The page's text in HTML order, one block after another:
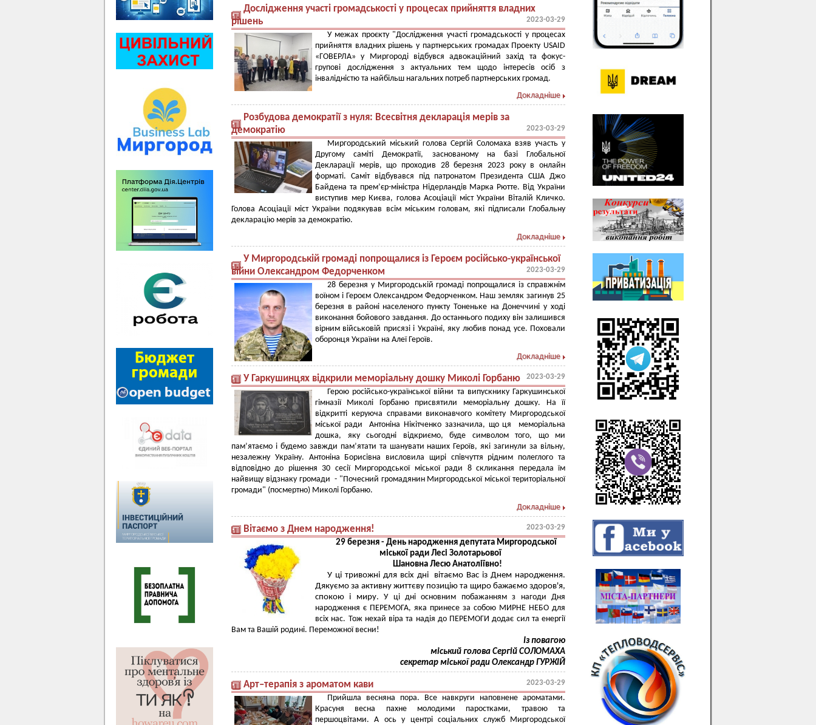
Дослідження участі громадськості у процесах прийняття владних
рішень
2023-03-29
У межах проєкту "Дослідження участі громадськості у процесах
прийняття владних рішень у партнерських громадах Проекту USAID
«ГОВЕРЛА» у Миргороді відбувся адвокаційний захід та фокус-
групові дослідження з актуальних тем щодо інтересів осіб з
інвалідністю та найбільш нагальних потреб партнерських громад.
Докладніше
Розбудова демократії з нуля: Всесвітня декларація мерів за
демократію
2023-03-29
Миргородський міський голова Сергій Соломаха взяв участь у
Другому саміті Демократії, заснованому на базі Глобальної
Декларації мерів, що проходив 28 березня 2023 року в онлайн
форматі. Саміт відбувався під патронатом Президента США Джо
Байдена та прем’єр-міністра Нідерландів Марка Рютте. Від України
виступив мер Києва, голова Асоціації міст України Віталій Кличко.
Голова Асоціації міст України подякував всім міським головам, які підписали Глобальну
декларацію мерів за демократію.
Докладніше
У Миргородській громаді попрощалися із Героєм російсько-української
війни Олександром Федорченком
2023-03-29
28 березня у Миргородській громаді попрощалися із справжнім
воїном і Героєм Олександром Федорченком. Наш земляк загинув 25
березня в районі населеного пункту Тоненьке на Донеччині у ході
виконання бойового завдання. До останнього подиху він залишився
вірним військовій присязі і Україні, яку любив понад усе. Поховали
оборонця України на Алеї Героїв.
Докладніше
У Гаркушинцях відкрили меморіальну дошку Миколі Горбаню 2023-03-29
Герою російсько-української війни та випускнику Гаркушинської
гімназії Миколі Горбаню присвятили меморіальну дошку. На її
відкритті керуюча справами виконавчого комітету Миргородської
міської ради Антоніна Нікітченко зазначила, що ця меморіальна
дошка, яку сьогодні відкриємо, буде символом того, що ми
пам’ятаємо і будемо завжди пам’ятати та шанувати наших Героїв, які загинули за вільну,
незалежну Україну. Антоніна Борисівна висловила щирі співчуття рідним полеглого та
відповідно до рішення 30 сесії Миргородської міської ради 8 скликання передала їм
найвищу відзнаку громади - "Почесний громадянин Миргородської міської територіальної
громади" (посмертно) Миколі Горбаню.
Докладніше
Вітаємо з Днем народження! 2023-03-29
29 березня - День народження депутата Миргородської
міської ради Лесі Золотарьової
Шановна Лесю Анатоліївно!
У ці тривожні для всіх дні вітаємо Вас із Днем народження.
Дякуємо за активну життєву позицію та щиро бажаємо здоров'я,
спокою і миру.У ці дні основним побажанням з нагоди Дня
народження є ПЕРЕМОГА, яка принесе за собою МИРНЕ НЕБО для
всіх нас. Тож нехай віра та надія до ПЕРЕМОГИ додає сил та енергії
Вам та Вашій родині. Переможної весни!
Із повагою
міський голова Сергій СОЛОМАХА
секретар міської ради Олександр ГУРЖІЙ
Арт–терапія з ароматом кави 2023-03-29
Прийшла весняна пора. Все навкруги наповнене ароматами.
Красуня весна пахне молодими паростками, травою та
першоцвітами. А ось у центрі соціальних служб Миргородської